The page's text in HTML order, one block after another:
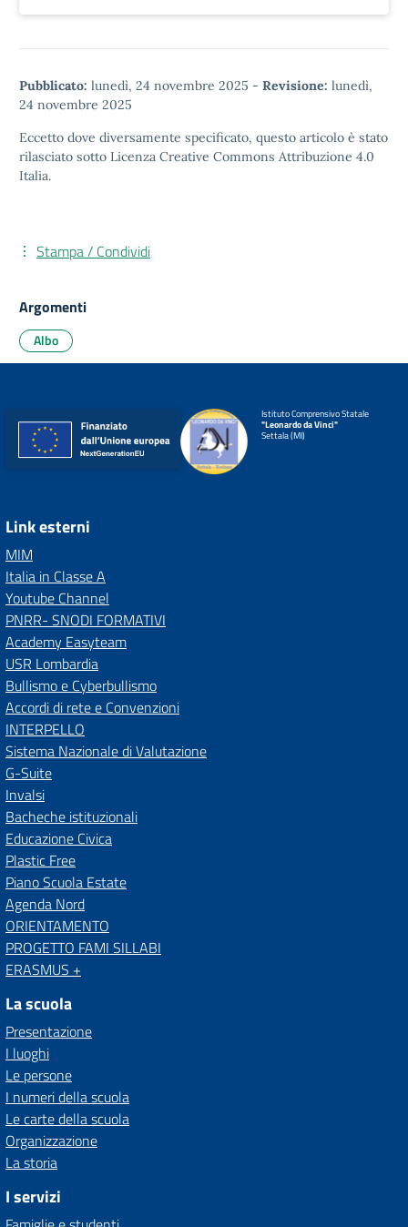
Pubblicato: lunedì, 24 novembre 2025 - Revisione: lunedì,
24 novembre 2025
Eccetto dove diversamente specificato, questo articolo è stato
rilasciato sotto Licenza Creative Commons Attribuzione 4.0
Italia.
Stampa / Condividi
Argomenti
Albo
Istituto Comprensivo Statale
"Leonardo da Vinci"
Settala (MI)
Link esterni
MIM
Italia in Classe A
Youtube Channel
PNRR- SNODI FORMATIVI
Academy Easyteam
USR Lombardia
Bullismo e Cyberbullismo
Accordi di rete e Convenzioni
INTERPELLO
Sistema Nazionale di Valutazione
G-Suite
Invalsi
Bacheche istituzionali
Educazione Civica
Plastic Free
Piano Scuola Estate
Agenda Nord
ORIENTAMENTO
PROGETTO FAMI SILLABI
ERASMUS +
La scuola
Presentazione
I luoghi
Le persone
I numeri della scuola
Le carte della scuola
Organizzazione
La storia
I servizi